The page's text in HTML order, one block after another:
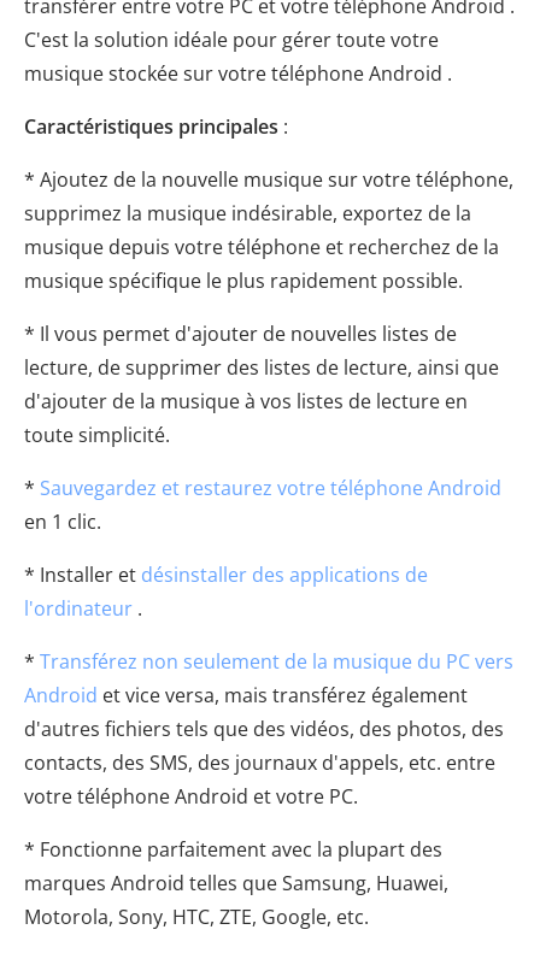
transférer entre votre PC et votre téléphone Android .
C'est la solution idéale pour gérer toute votre
musique stockée sur votre téléphone Android .
Caractéristiques principales :
* Ajoutez de la nouvelle musique sur votre téléphone,
supprimez la musique indésirable, exportez de la
musique depuis votre téléphone et recherchez de la
musique spécifique le plus rapidement possible.
* Il vous permet d'ajouter de nouvelles listes de
lecture, de supprimer des listes de lecture, ainsi que
d'ajouter de la musique à vos listes de lecture en
toute simplicité.
* Sauvegardez et restaurez votre téléphone Android
en 1 clic.
* Installer et désinstaller des applications de
l'ordinateur .
* Transférez non seulement de la musique du PC vers
Android et vice versa, mais transférez également
d'autres fichiers tels que des vidéos, des photos, des
contacts, des SMS, des journaux d'appels, etc. entre
votre téléphone Android et votre PC.
* Fonctionne parfaitement avec la plupart des
marques Android telles que Samsung, Huawei,
Motorola, Sony, HTC, ZTE, Google, etc.